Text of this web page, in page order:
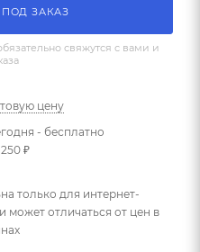
ПОД ЗАКАЗ
свяжутся с вами и
цену
- бесплатно
₽
только для интернет-
может отличаться от цен в